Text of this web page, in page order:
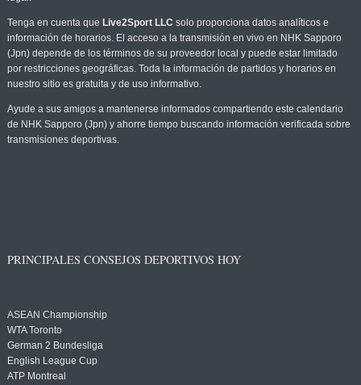
Tenga en cuenta que Live2Sport LLC solo proporciona datos analíticos e
información de horarios. El acceso a la transmisión en vivo en NHK Sapporo
(Jpn) depende de los términos de su proveedor local y puede estar limitado
por restricciones geográficas. Toda la información de partidos y horarios en
nuestro sitio es gratuita y de uso informativo.
Ayude a sus amigos a mantenerse informados compartiendo este calendario
de NHK Sapporo (Jpn) y ahorre tiempo buscando información verificada sobre
transmisiones deportivas.
PRINCIPALES CONSEJOS DEPORTIVOS HOY
ASEAN Championship
WTA Toronto
German 2 Bundesliga
English League Cup
ATP Montreal